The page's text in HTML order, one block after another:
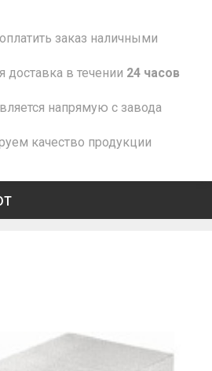
заказ наличными
доставка в течении 24 часов
напрямую с завода
качество продукции